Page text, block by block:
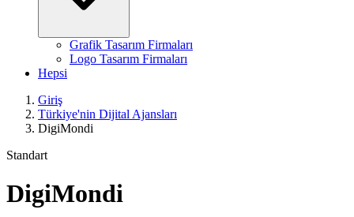
Grafik Tasarım Firmaları
Logo Tasarım Firmaları
Hepsi
Giriş
Türkiye'nin Dijital Ajansları
DigiMondi
Standart
DigiMondi